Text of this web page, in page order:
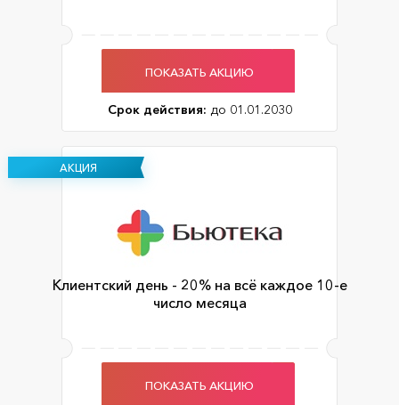
ПОКАЗАТЬ АКЦИЮ
Срок действия: до 01.01.2030
АКЦИЯ
Клиентский день - 20% на всё каждое 10-е
число месяца
ПОКАЗАТЬ АКЦИЮ